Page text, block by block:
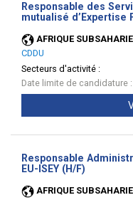
Responsable des
mutualisé d’Expertise
AFRIQUE
CDDU
Secteurs d'activité :
Date limite de candidature
Responsable
EU-ISEY (H/F)
AFRIQUE